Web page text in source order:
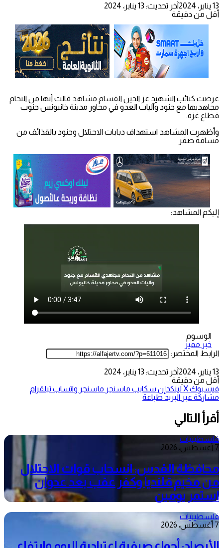
13 يناير، 2024
آخر تحديث: 13 يناير، 2024
أقل من دقيقة
عرضت كتائب الشهيد عز الدين القسام مشاهد قالت أنها من التحام
مجاهديها مع جنود وآليات العدو في محاور مدينة خانيونس جنوب
قطاع غزة.
وأظهرت المشاهد استهداف دبابات الاحتلال وجنود بالقذائف من
مسافة صفر
إليكم المشاهد:
الوسوم
خبر مميز
الرابط المختصر:
13 يناير، 2024
آخر تحديث: 13 يناير، 2024
أقل من دقيقة
فيسبوك‫Xلينكدإن سكايب ماسنجر ماسنجر واتساب تيلقرام
مشاركة عبر البريد طباعة
أقرأ التالي
فلسطينيات
7 أغسطس، 2026
محافظة القدس: انسحاب قوات الاحتلال
من مخيم قلنديا وكفر عقب بعد عدوان
استمر يومين
فلسطينيات
7 أغسطس، 2026